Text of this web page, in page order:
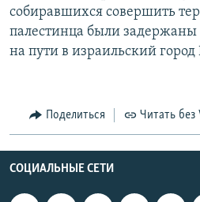
Все сайты РСЕ/РС
собиравшихся совершить
палестинца были задержаны
на пути в израильский
Поделиться Читать без
СОЦИАЛЬНЫЕ СЕТИ